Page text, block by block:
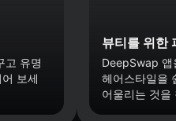
고 유명
보세
뷰티를 위한
DeepSwap 앱
헤어스타일을
어울리는 것을